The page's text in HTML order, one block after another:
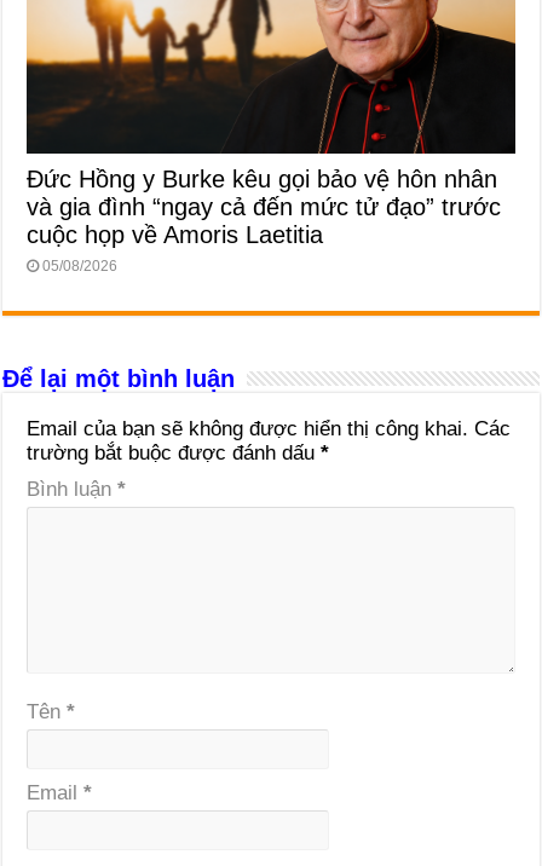
Đức Hồng y Burke kêu gọi bảo vệ hôn nhân
và gia đình “ngay cả đến mức tử đạo” trước
cuộc họp về Amoris Laetitia
05/08/2026
Để lại một bình luận
Email của bạn sẽ không được hiển thị công khai. Các
trường bắt buộc được đánh dấu*
Bình luận*
Tên*
Email*